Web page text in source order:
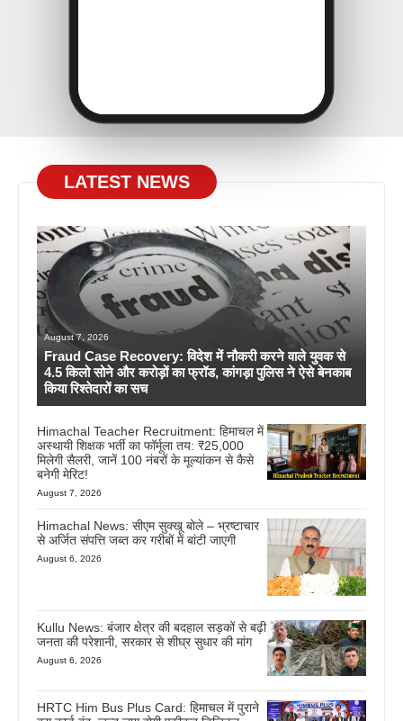
LATEST NEWS
August 7, 2026
Fraud Case Recovery: विदेश में नौकरी करने वाले युवक से
4.5 किलो सोने और करोड़ों का फ्रॉड, कांगड़ा पुलिस ने ऐसे बेनकाब
किया रिश्तेदारों का सच
Himachal Teacher Recruitment: हिमाचल में
अस्थायी शिक्षक भर्ती का फॉर्मूला तय: ₹25,000
मिलेगी सैलरी, जानें 100 नंबरों के मूल्यांकन से कैसे
बनेगी मेरिट!
August 7, 2026
Himachal News: सीएम सुक्खू बोले – भ्रष्टाचार
से अर्जित संपत्ति जब्त कर गरीबों में बांटी जाएगी
August 6, 2026
Kullu News: बंजार क्षेत्र की बदहाल सड़कों से बढ़ी
जनता की परेशानी, सरकार से शीघ्र सुधार की मांग
August 6, 2026
HRTC Him Bus Plus Card: हिमाचल में पुराने